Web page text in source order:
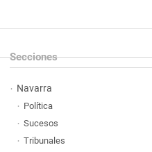
Secciones
Navarra
Política
Sucesos
Tribunales